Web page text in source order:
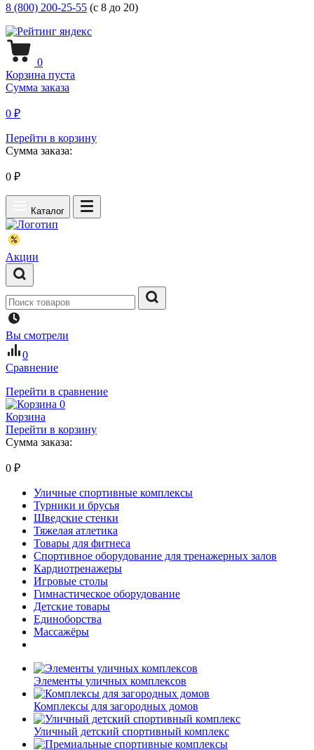
8 (800) 200-25-55 (с 8 до 20)
0
Корзина пуста
Сумма заказа
0 ₽
Перейти в корзину
Сумма заказа:
0 ₽
Каталог
Акции
Вы смотрели
0
Сравнение
Перейти в сравнение
0
Корзина
Перейти в корзину
Сумма заказа:
0 ₽
Уличные спортивные комплексы
Турники и брусья
Шведские стенки
Тяжелая атлетика
Товары для фитнеса
Спортивное оборудование для тренажерных залов
Кардиотренажеры
Игровые столы
Гимнастическое оборудование
Детские товары
Единоборства
Массажёры
Элементы уличных комплексов
Комплексы для загородных домов
Уличный детский спортивный комплекс